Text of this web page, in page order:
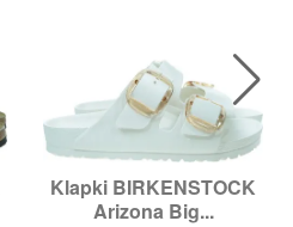
Klapki BIRKENSTOCK
Arizona Big...